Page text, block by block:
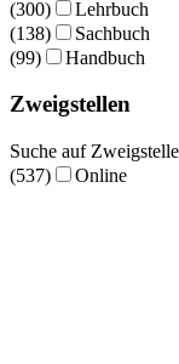
(300)
Lehrbuch
(138)
Sachbuch
(99)
Handbuch
Zweigstellen
Suche auf
(537)
Online